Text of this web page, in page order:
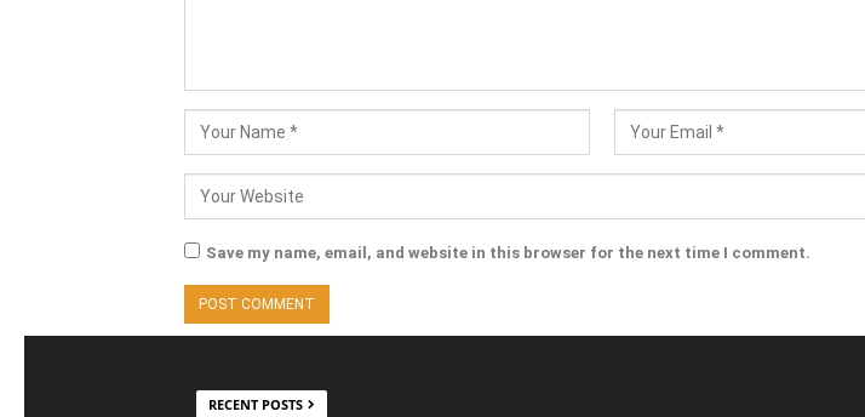
Save my name, email, and website in this browser for the next time I comment.
RECENT POSTS